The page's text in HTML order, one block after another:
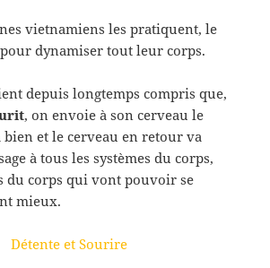
vietnamiens les pratiquent, le
dynamiser tout leur corps.
depuis longtemps compris que,
, on envoie à son cerveau le
bien et le cerveau en retour va
à tous les systèmes du corps,
du corps qui vont pouvoir se
mieux.
Détente et Sourire